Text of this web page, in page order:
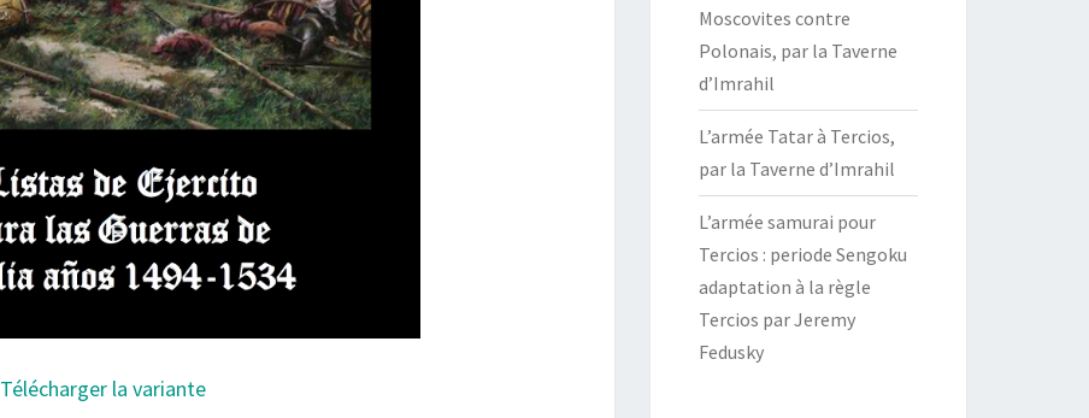
Télécharger la variante
Moscovites contre
Polonais, par la Taverne
d’Imrahil
L’armée Tatar à Tercios,
par la Taverne d’Imrahil
L’armée samurai pour
Tercios : periode Sengoku
adaptation à la règle
Tercios par Jeremy
Fedusky